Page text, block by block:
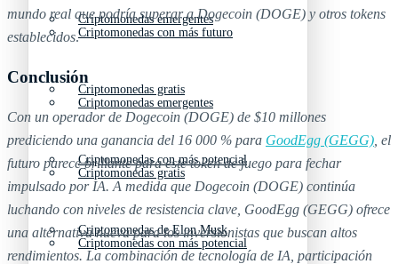
Criptomonedas emergentes
Criptomonedas gratis
Criptomonedas con más potencial
Criptomonedas de Elon Musk
Criptomonedas con más futuro
Criptomonedas emergentes
Criptomonedas gratis
Criptomonedas con más potencial
mundo real que podría superar a Dogecoin (DOGE) y otros tokens
establecidos.
Conclusión
Con un operador de Dogecoin (DOGE) de $10 millones
prediciendo una ganancia del 16 000 % para GoodEgg (GEGG) , el
futuro parece brillante para este token de juego para fechar
impulsado por IA. A medida que Dogecoin (DOGE) continúa
luchando con niveles de resistencia clave, GoodEgg (GEGG) ofrece
una alternativa nueva para los inversionistas que buscan altos
rendimientos. La combinación de tecnología de IA, participación